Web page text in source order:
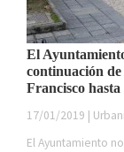
El
continuación de
Francisco
17/01/2019 |
El Ayuntamiento